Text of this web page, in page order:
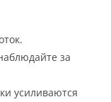
за
усиливаются